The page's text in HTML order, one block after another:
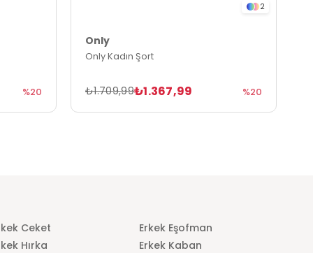
%20
2
Only
Only Kadın Şort
₺1.367,99
₺1.709,99 %20
Ceket
Erkek Eşofman
Hırka
Erkek Kaban